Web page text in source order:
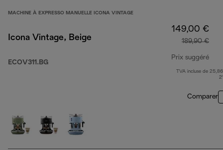
MACHINE À EXPRESSO MANUELLE ICONA VINTAGE
Icona Vintage, Beige
ECOV311.BG
149,00 €
189,90 €
Prix suggéré
TVA incluse de
Comparer